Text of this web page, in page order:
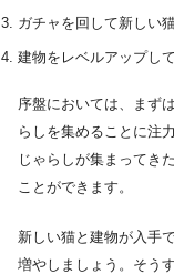
ガチャを回して新しい
建物をレベルアップし
序盤においては、まず
らしを集めることに注
じゃらしが集まってき
ことができます。
新しい猫と建物が入手
増やしましょう。そう